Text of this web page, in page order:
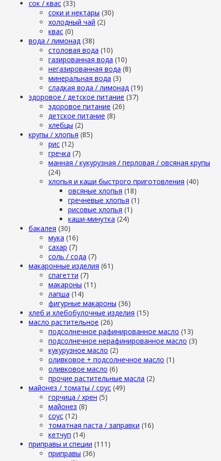
сок / квас (33)
соки и нектары (30)
холодный чай (2)
квас (0)
вода / лимонад (38)
столовая вода (10)
газированная вода (10)
негазированная вода (8)
минеральная вода (3)
сладкая вода / лимонад (19)
здоровое / детское питание (37)
здоровое питание (26)
детское питание (8)
хлебцы (2)
крупы / хлопья (85)
рис (12)
гречка (7)
манная / кукурузная / перловая / овсяная крупы
(24)
хлопья и каши быстрого приготовления (40)
овсяные хлопья (18)
гречневые хлопья (1)
рисовые хлопья (1)
каши-минутка (24)
бакалея (30)
мука (16)
сахар (7)
cоль / cода (7)
макаронные изделия (61)
cпагетти (7)
макароны (11)
лапша (14)
фигурные макароны (36)
хлеб и хлебобулочные изделия (15)
масло растительное (26)
подсолнечное рафинированное масло (13)
подсолнечное нерафинированное масло (3)
кукурузное масло (2)
оливковое + подсолнечное масло (1)
оливковое масло (6)
прочие растительные масла (2)
майонез / томаты / соус (49)
горчица / хрен (5)
майонез (8)
соус (12)
томатная паста / заправки (16)
кетчуп (14)
приправы и специи (111)
приправы (36)